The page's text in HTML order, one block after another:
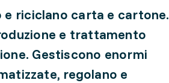
riciclano carta e cartone.
e trattamento
Gestiscono enormi
regolano e